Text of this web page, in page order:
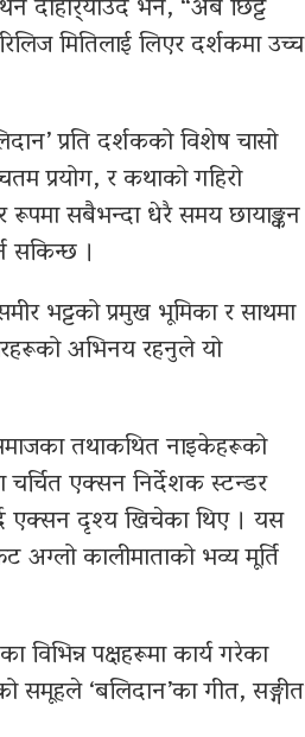
दोहोर्‍याउँदै भने, “अब छिट्टै
मितिलाई लिएर दर्शकमा उच्च
प्रति दर्शकको विशेष चासो
प्रयोग, र कथाको गहिरो
रूपमा सबैभन्दा धेरै समय छायाङ्कन
सकिन्छ ।
भट्टको प्रमुख भूमिका र साथमा
अभिनय रहनुले यो
तथाकथित नाइकेहरूको
चर्चित एक्सन निर्देशक स्टन्डर
एक्सन दृश्य खिचेका थिए । यस
अग्लो कालीमाताको भव्य मूर्ति
पक्षहरूमा कार्य गरेका
समूहले ‘बलिदान’का गीत, सङ्गीत